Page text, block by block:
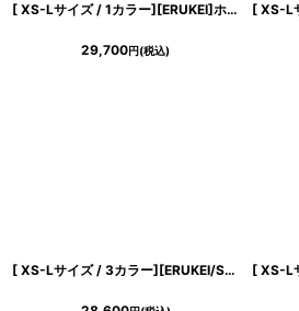
[ XS-Lサイズ / 1カラー][ERUKEI]ホワイト・ジャケットライク・テーラード・プリーツ・ノースリーブ・Aライン・ミディアムドレス・ワンピース[黒木麗奈着用][送料無料]
29,700円(税込)
[ XS-Lサイズ / 3カラー][ERUKEI/SETTAN]ラインストーン・プチハイネック・ノースリーブ・ポケット・フレア・Aライン・ミニドレス・ワンピース[送料無料]